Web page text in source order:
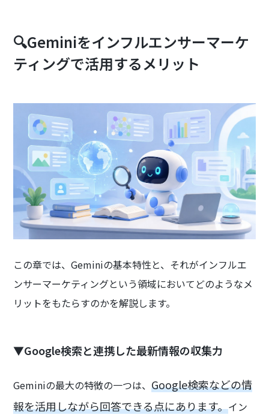
🔍Geminiをインフルエンサーマーケ
ティングで活用するメリット
この章では、Geminiの基本特性と、それがインフルエ
ンサーマーケティングという領域においてどのようなメ
リットをもたらすのかを解説します。
▼Google検索と連携した最新情報の収集力
Geminiの最大の特徴の一つは、Google検索などの情
報を活用しながら回答できる点にあります。イン